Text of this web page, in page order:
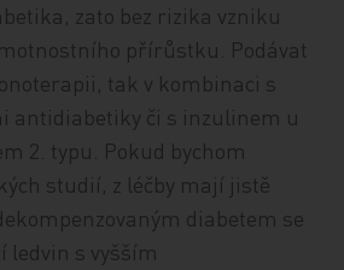
zato bez rizika vzniku
přírůstku. Podávat
tak v kombinaci s
antidiabetiky či s inzulinem u
2. typu. Pokud bychom
studií, z léčby mají jistě
diabetem se
ledvin s vyšším